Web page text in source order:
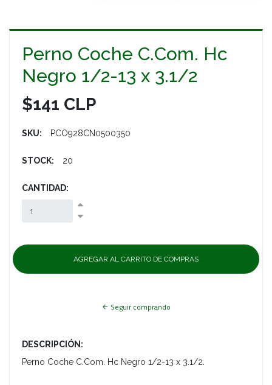
Perno Coche C.Com. Hc
Negro 1/2-13 x 3.1/2
$141 CLP
SKU: PCO928CN0500350
STOCK: 20
CANTIDAD:
Seguir comprando
DESCRIPCIÓN:
Perno Coche C.Com. Hc Negro 1/2-13 x 3.1/2.